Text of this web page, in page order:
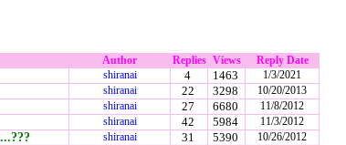
Author Replies Views Reply Date
shiranai 4 1463 1/3/2021
shiranai 22 3298 10/20/2013
shiranai 27 6680 11/8/2012
shiranai 42 5984 11/3/2012
shiranai 31 5390 10/26/2012